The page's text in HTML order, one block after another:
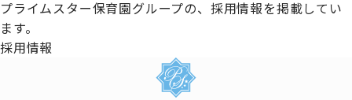
プライムスター保育園グループの、採用情報を掲載してい
ます。
採用情報